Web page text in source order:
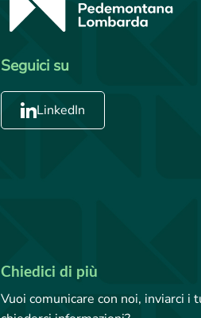
Seguici su
LinkedIn
Chiedici di più
Vuoi comunicare con noi, inviarci